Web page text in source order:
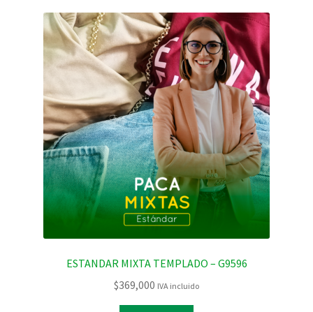
ESTANDAR MIXTA TEMPLADO – G9596
$369,000 IVA incluido